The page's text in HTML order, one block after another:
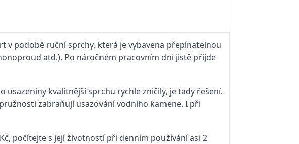
podobě ruční sprchy, která je vybavena přepínatelnou
atd.). Po náročném pracovním dni jistě přijde
usazeniny kvalitnější sprchu rychle zničily, je tady řešení.
zabraňují usazování vodního kamene. I při
počítejte s její životností při denním používání asi 2